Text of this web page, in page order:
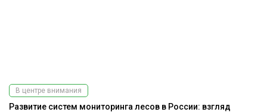
В центре внимания
Развитие систем мониторинга лесов в России: взгляд